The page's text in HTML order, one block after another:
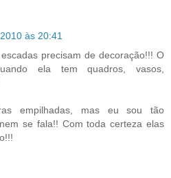
às 20:41
precisam de decoração!!! O
ela tem quadros, vasos,
empilhadas, mas eu sou tão
se fala!! Com toda certeza elas